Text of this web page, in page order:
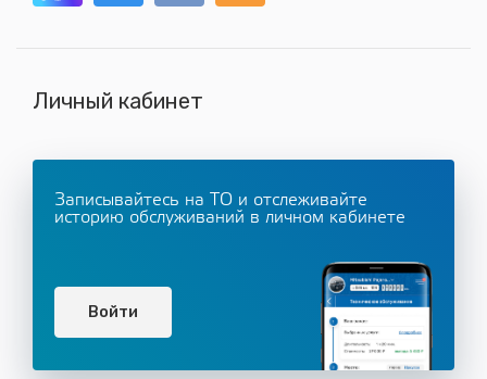
Личный кабинет
Записывайтесь на ТО и отслеживайте
историю обслуживаний в личном кабинете
Войти